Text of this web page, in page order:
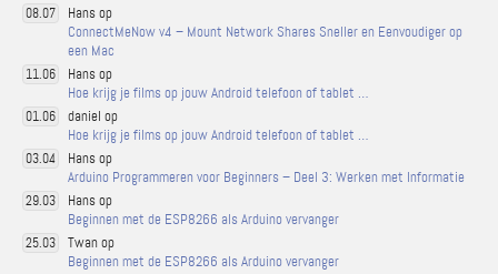
08.07
Hans op
ConnectMeNow v4 – Mount Network Shares Sneller en Eenvoudiger op
een Mac
11.06
Hans op
Hoe krijg je films op jouw Android telefoon of tablet …
01.06
daniel op
Hoe krijg je films op jouw Android telefoon of tablet …
03.04
Hans op
Arduino Programmeren voor Beginners – Deel 3: Werken met Informatie
29.03
Hans op
Beginnen met de ESP8266 als Arduino vervanger
25.03
Twan op
Beginnen met de ESP8266 als Arduino vervanger